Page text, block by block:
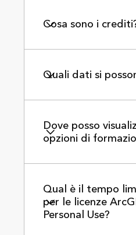
Cosa sono i
Quali dati si
Dove posso
opzioni di
Qual è il tempo
per le licenze
Personal Use?